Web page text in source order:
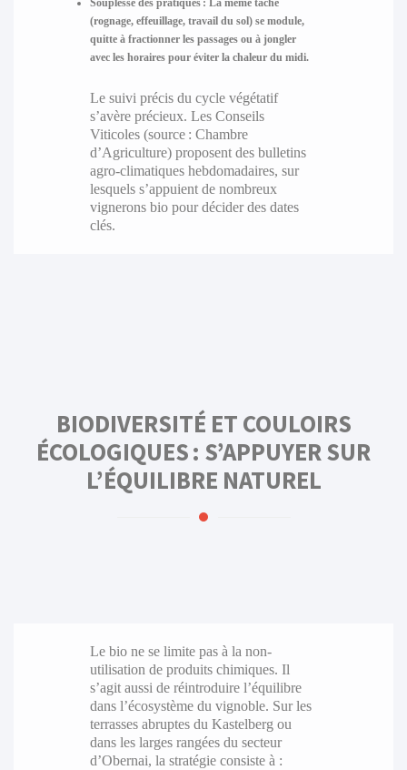
Souplesse des pratiques : La même tâche
(rognage, effeuillage, travail du sol) se module,
quitte à fractionner les passages ou à jongler
avec les horaires pour éviter la chaleur du midi.
Le suivi précis du cycle végétatif
s’avère précieux. Les Conseils
Viticoles (source : Chambre
d’Agriculture) proposent des bulletins
agro-climatiques hebdomadaires, sur
lesquels s’appuient de nombreux
vignerons bio pour décider des dates
clés.
BIODIVERSITÉ ET COULOIRS
ÉCOLOGIQUES : S’APPUYER SUR
L’ÉQUILIBRE NATUREL
Le bio ne se limite pas à la non-
utilisation de produits chimiques. Il
s’agit aussi de réintroduire l’équilibre
dans l’écosystème du vignoble. Sur les
terrasses abruptes du Kastelberg ou
dans les larges rangées du secteur
d’Obernai, la stratégie consiste à :